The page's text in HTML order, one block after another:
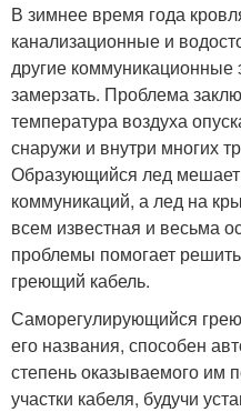
В зимнее время года
канализационные и
другие
замерзать. Проблема
температура воздуха
снаружи и внутри многих
Образующийся лед
коммуникаций, а лед на
всем известная и весьма
проблемы помогает
греющий кабель.
Саморегулирующийся
его названия, способен
степень оказываемого им
участки кабеля, будучи